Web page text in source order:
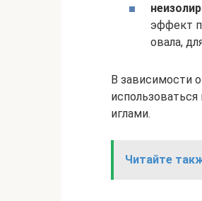
эффект
овала,
В зависимости
иглами.
Читайте